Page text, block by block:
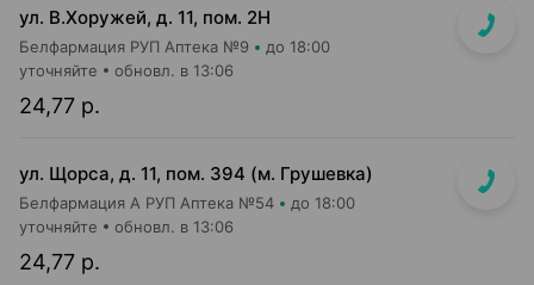
ул. В.Хоружей, д. 11, пом. 2Н
Белфармация РУП Аптека №9 до 18:00
24,77 р.
уточняйте обновл. в 13:06
ул. Щорса, д. 11, пом. 394 (м. Грушевка)
Белфармация А РУП Аптека №54 до 18:00
24,77 р.
уточняйте обновл. в 13:06